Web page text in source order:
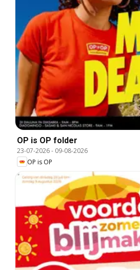
OP is OP folder
23-07-2026- 09-08-2026
OP is OP